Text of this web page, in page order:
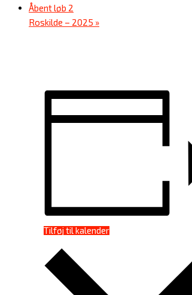
Åbent løb 2
Roskilde – 2025 »
Tilføj til kalender